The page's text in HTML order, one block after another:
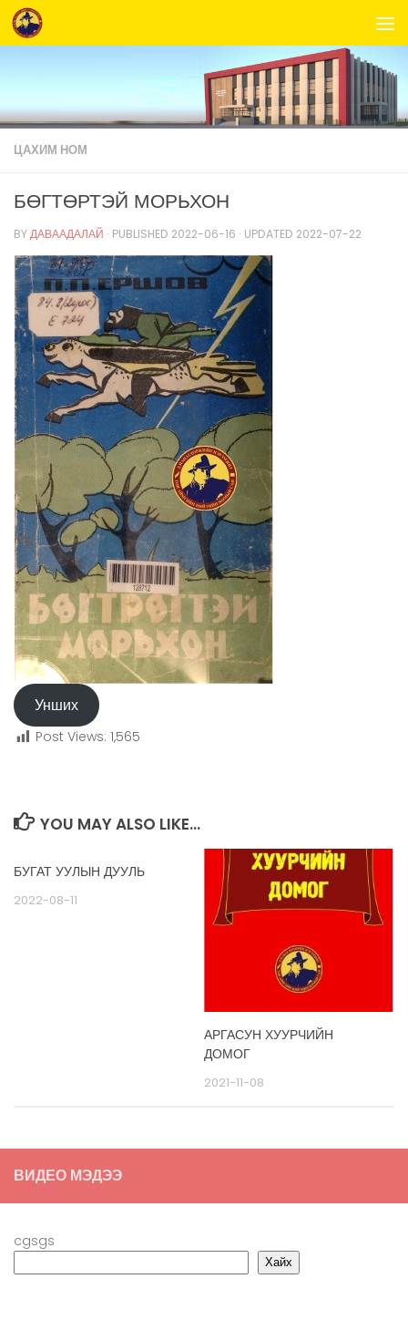
Skip to content
ЦАХИМ НОМ
БӨГТӨРТЭЙ МОРЬХОН
BYДАВААДАЛАЙ · PUBLISHED 2022-06-16 · UPDATED 2022-07-22
Унших
Post Views: 1,565
YOU MAY ALSO LIKE...
БУГАТ УУЛЫН ДУУЛЬ
2022-08-11
АРГАСУН ХУУРЧИЙН
ДОМОГ
2021-11-08
ВИДЕО МЭДЭЭ
cgsgs
Хайх